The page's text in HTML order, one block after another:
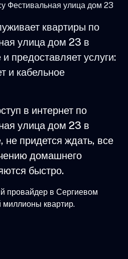
Фестивальная улица дом 23
квартиры по
улица дом 23 в
предоставляет услуги:
и кабельное
в интернет по
улица дом 23 в
придется ждать, все
домашнего
быстро.
провайдер в Сергиевом
квартир.